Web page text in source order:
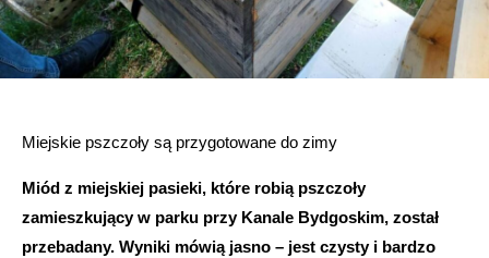
Miejskie pszczoły są przygotowane do zimy
Miód z miejskiej pasieki, które robią pszczoły
zamieszkujący w parku przy Kanale Bydgoskim, został
przebadany. Wyniki mówią jasno – jest czysty i bardzo